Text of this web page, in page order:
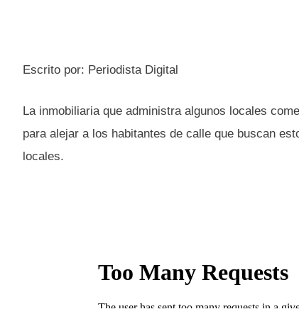
Escrito por: Periodista Digital
La inmobiliaria que administra algunos locales
para alejar a los habitantes de calle que buscan
locales.